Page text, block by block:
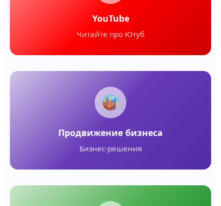
YouTube
Читайте про Ютуб
Продвижение бизнеса
Бизнес-решения